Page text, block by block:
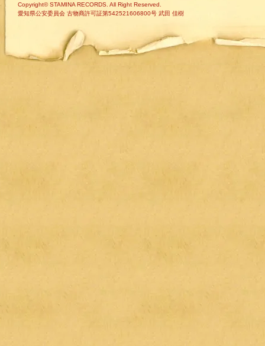
Copyright© STAMINA RECORDS. All Right Reserved.
愛知県公安委員会 古物商許可証第542521606800号 武田 佳樹